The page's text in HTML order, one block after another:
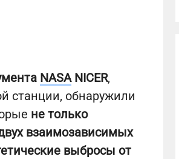
NASANICER,
станции, обнаружили
не только
взаимозависимых
выбросы от